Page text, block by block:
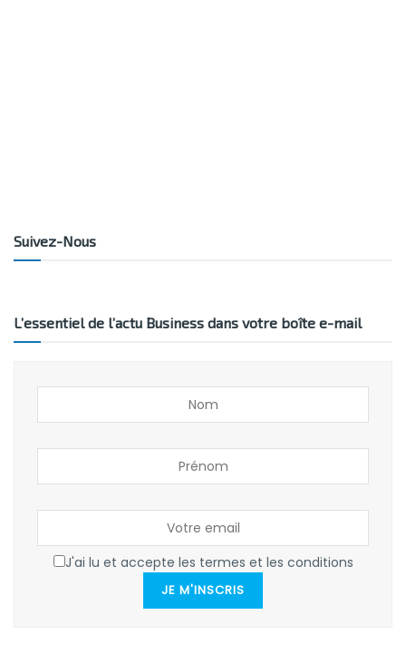
Suivez-Nous
L’essentiel de l’actu Business dans votre boîte e-mail
J'ai lu et accepte les termes et les conditions
JE M'INSCRIS